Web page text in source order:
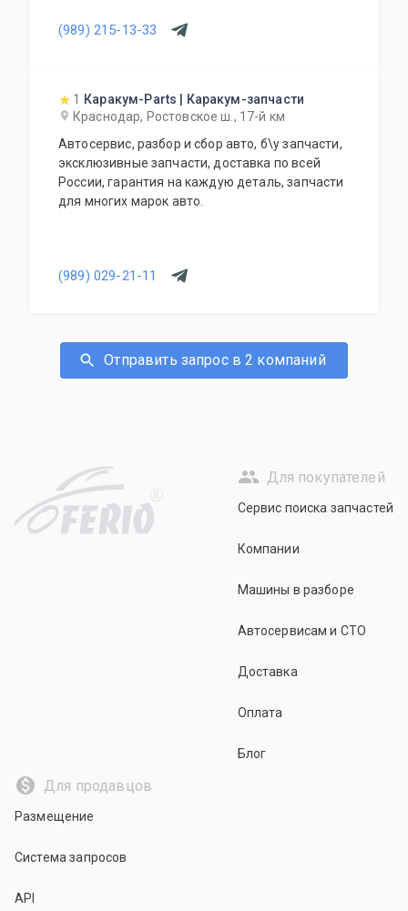
(989) 215-13-33
1
Каракум-Parts | Каракум-запчасти
Краснодар, Ростовское ш., 17-й км
Автосервис, разбор и сбор авто, б\у запчасти,
эксклюзивные запчасти, доставка по всей
России, гарантия на каждую деталь, запчасти
для многих марок авто.
(989) 029-21-11
Отправить запрос в 2 компаний
R
Для покупателей
Сервис поиска запчастей
Компании
Машины в разборе
Автосервисам и СТО
Доставка
Оплата
Блог
Для продавцов
Размещение
Система запросов
API